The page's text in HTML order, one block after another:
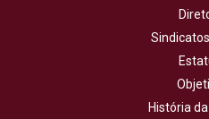
História da